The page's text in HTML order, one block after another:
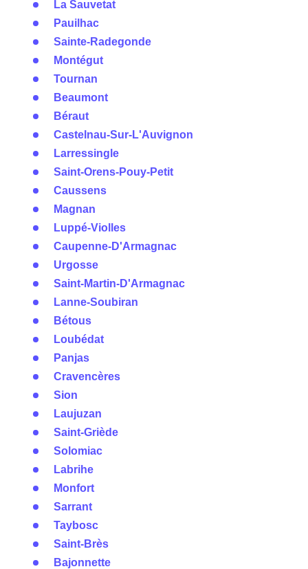
La Sauvetat
Pauilhac
Sainte-Radegonde
Montégut
Tournan
Beaumont
Béraut
Castelnau-Sur-L'Auvignon
Larressingle
Saint-Orens-Pouy-Petit
Caussens
Magnan
Luppé-Violles
Caupenne-D'Armagnac
Urgosse
Saint-Martin-D'Armagnac
Lanne-Soubiran
Bétous
Loubédat
Panjas
Cravencères
Sion
Laujuzan
Saint-Griède
Solomiac
Labrihe
Monfort
Sarrant
Taybosc
Saint-Brès
Bajonnette